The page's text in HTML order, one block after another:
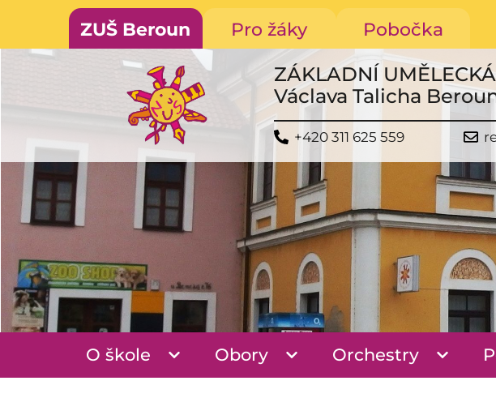
ZUŠ Beroun Pro žáky Pobočka
ZÁKLADNÍ
Václava Talicha
+420 311 625 559
O škole Obory Orchestry